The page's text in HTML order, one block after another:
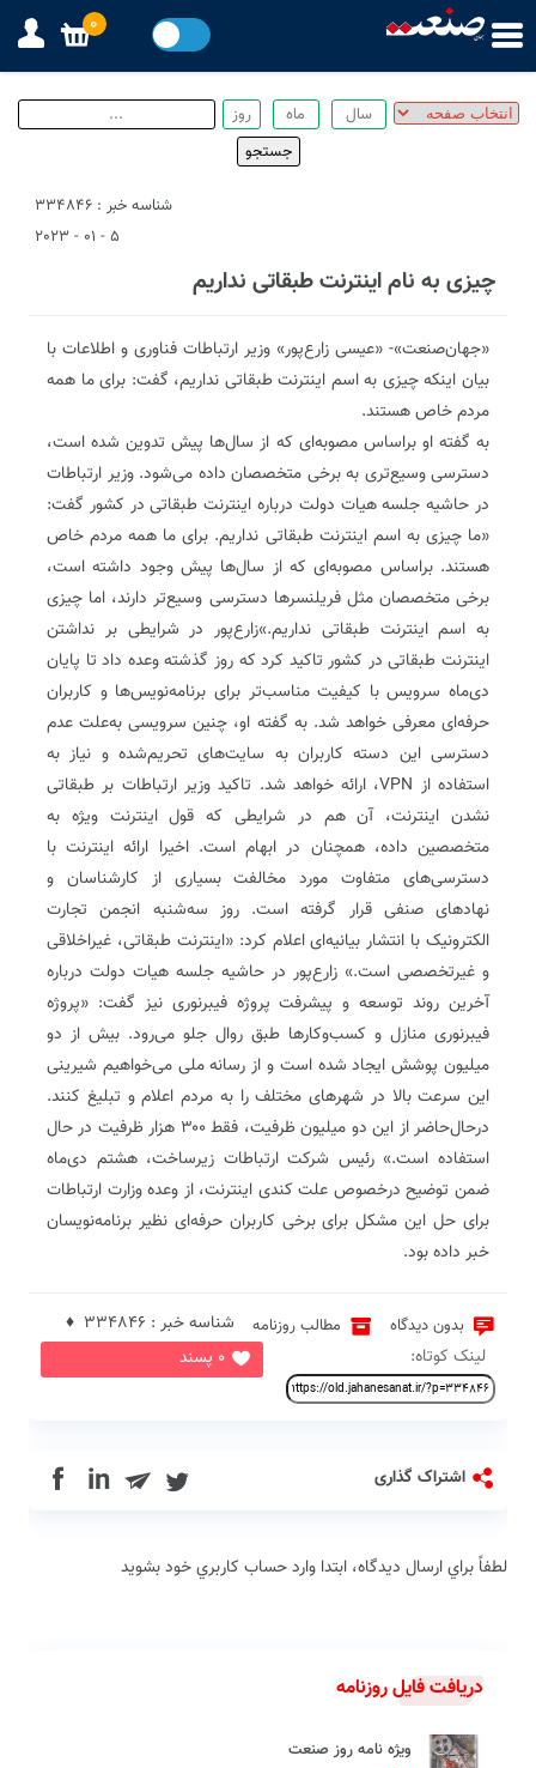
شناسه خبر : 334846
5 - 01 - 2023
چیزی به نام اینترنت طبقاتی نداریم
«جهان‌صنعت»- «عیسی زارع‌پور» وزیر ارتباطات فناوری و اطلاعات با
بیان اینکه چیزی به اسم اینترنت طبقاتی نداریم، گفت: برای ما همه
مردم خاص هستند.
به گفته او براساس مصوبه‌‌ای که از سال‌ها پیش تدوین شده است،
دسترسی وسیع‌تری به برخی متخصصان داده می‌شود. وزیر ارتباطات
در حاشیه جلسه هیات دولت درباره اینترنت طبقاتی در کشور گفت:
«ما چیزی به اسم اینترنت طبقاتی نداریم. برای ما همه مردم خاص
هستند. بر‌اساس مصوبه‌ای که از سال‌ها پیش وجود داشته است،
برخی متخصصان مثل فریلنسرها دسترسی وسیع‌تر دارند، اما چیزی
به اسم اینترنت طبقاتی نداریم.»زارع‌پور در شرایطی بر نداشتن
اینترنت طبقاتی در کشور تاکید کرد که روز گذشته وعده داد تا پایان
دی‌ماه سرویس با کیفیت مناسب‌تر برای برنامه‌نویس‌ها و کاربران
حرفه‌ای معرفی خواهد شد. به گفته او، چنین سرویسی به‌علت عدم
دسترسی این دسته کاربران به سایت‌های تحریم‌شده و نیاز به
استفاده از VPN، ارائه خواهد شد. تاکید وزیر ارتباطات بر طبقاتی
‌نشدن اینترنت، آن هم در شرایطی که قول اینترنت ویژه به
متخصصین داده، همچنان در ابهام است. اخیرا ارائه اینترنت با
دسترسی‌های متفاوت مورد مخالفت بسیاری از کارشناسان و
نهادهای صنفی قرار گرفته است. روز سه‌شنبه انجمن تجارت
الکترونیک با انتشار بیانیه‌ای اعلام کرد: «اینترنت طبقاتی، غیراخلاقی
و غیرتخصصی است.» زارع‌پور در حاشیه جلسه هیات دولت درباره
آخرین روند توسعه و پیشرفت پروژه فیبرنوری نیز گفت: «پروژه
فیبر‌نوری منازل و کسب‌و‌کارها طبق روال جلو می‌رود. بیش از دو
میلیون پوشش ایجاد شده است و از رسانه ملی می‌خواهیم شیرینی
این سرعت بالا در شهرهای مختلف را به مردم اعلام و تبلیغ کنند.
درحال‌حاضر از این دو میلیون ظرفیت، فقط ۳۰۰ هزار ظرفیت در حال
استفاده است.» رئیس شرکت ارتباطات زیرساخت، هشتم دی‌ماه
ضمن توضیح درخصوص علت کندی اینترنت، از وعده وزارت ارتباطات
برای حل این مشکل برای برخی کاربران حرفه‌ای نظیر برنامه‌نویسان
خبر داده بود.
بدون دیدگاه مطالب روزنامه
0 پسند
شناسه خبر : 334846 ♦
لینک کوتاه:
اشتراک گذاری in
لطفاً براي ارسال دیدگاه، ابتدا وارد حساب كاربري خود بشويد
دریافت فایل روزنامه
ویژه نامه روز صنعت
0